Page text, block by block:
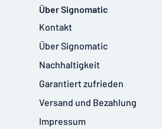
Über Signomatic
Kontakt
Über Signomatic
Nachhaltigkeit
Garantiert zufrieden
Versand und Bezahlung
Impressum